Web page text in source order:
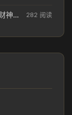
2026年04月12日今天财神在哪个吉位_财神方位参考 282 阅读